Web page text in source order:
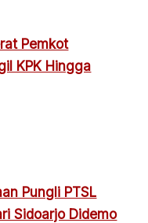
Pemkot
KPK Hingga
Pungli PTSL
Sidoarjo Didemo